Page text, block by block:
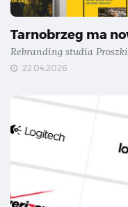
Tarnobrzeg ma
Rebranding studia Proszki
22.04.2026